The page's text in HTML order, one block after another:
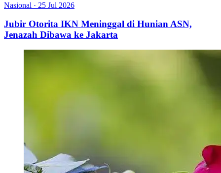
Nasional · 25 Jul 2026
Jubir Otorita IKN Meninggal di Hunian ASN,
Jenazah Dibawa ke Jakarta